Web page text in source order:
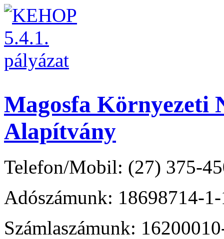
Magosfa Környezeti
Alapítvány
Telefon/Mobil: (27) 375-
Adószámunk: 18698714-
Számlaszámunk: